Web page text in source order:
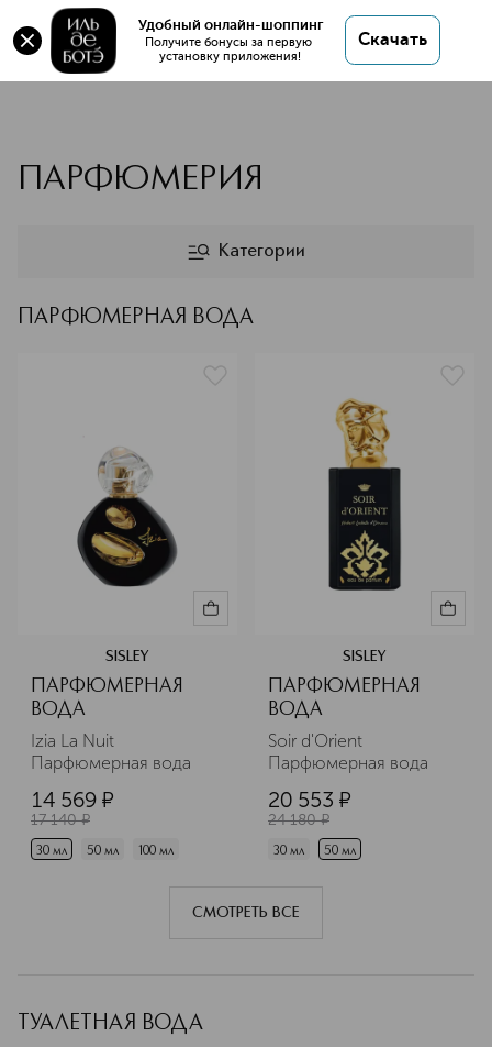
Удобный онлайн-шоппинг
Получите бонусы за первую
установку приложения!
Скачать
ПАРФЮМЕРИЯ
Категории
ПАРФЮМЕРНАЯ ВОДА
SISLEY
ПАРФЮМЕРНАЯ
ВОДА
Izia La Nuit
Парфюмерная вода
14 569 ¤
17 140 ¤
30 мл 50 мл 100 мл
SISLEY
ПАРФЮМЕРНАЯ
ВОДА
Soir d'Orient
Парфюмерная вода
20 553 ¤
24 180 ¤
30 мл 50 мл
СМОТРЕТЬ ВСЕ
ТУАЛЕТНАЯ ВОДА